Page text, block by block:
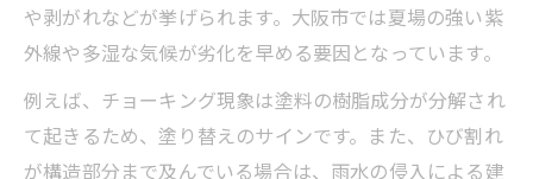
や剥がれなどが挙げられます。大阪市では夏場の強い紫
外線や多湿な気候が劣化を早める要因となっています。
例えば、チョーキング現象は塗料の樹脂成分が分解され
て起きるため、塗り替えのサインです。また、ひび割れ
が構造部分まで及んでいる場合は、雨水の侵入による建